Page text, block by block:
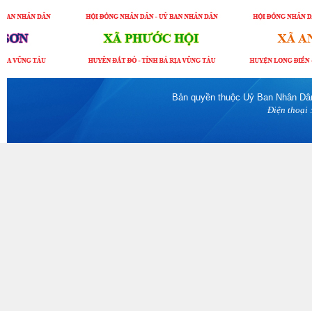
Bản quyền thuộc Uỷ Ban Nhân
Điện thoại